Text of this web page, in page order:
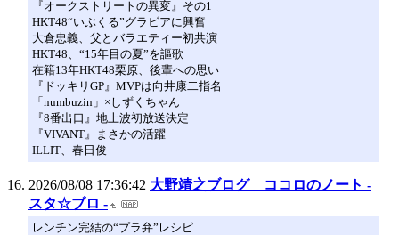
『オークストリートの異変』その1
HKT48“いぶくる”グラビアに興奮
大倉忠義、父とバラエティー初共演
HKT48、“15年目の夏”を謳歌
在籍13年HKT48栗原、後輩への思い
『ドッキリGP』MVPは向井康二指名
「numbuzin」×しずくちゃん
『8番出口』地上波初放送決定
『VIVANT』まさかの活躍
ILLIT、春日俊
2026/08/08 17:36:42 大野靖之ブログ ココロのノート -
スタ☆ブロ -
レンチン完結の“プラ弁”レシピ